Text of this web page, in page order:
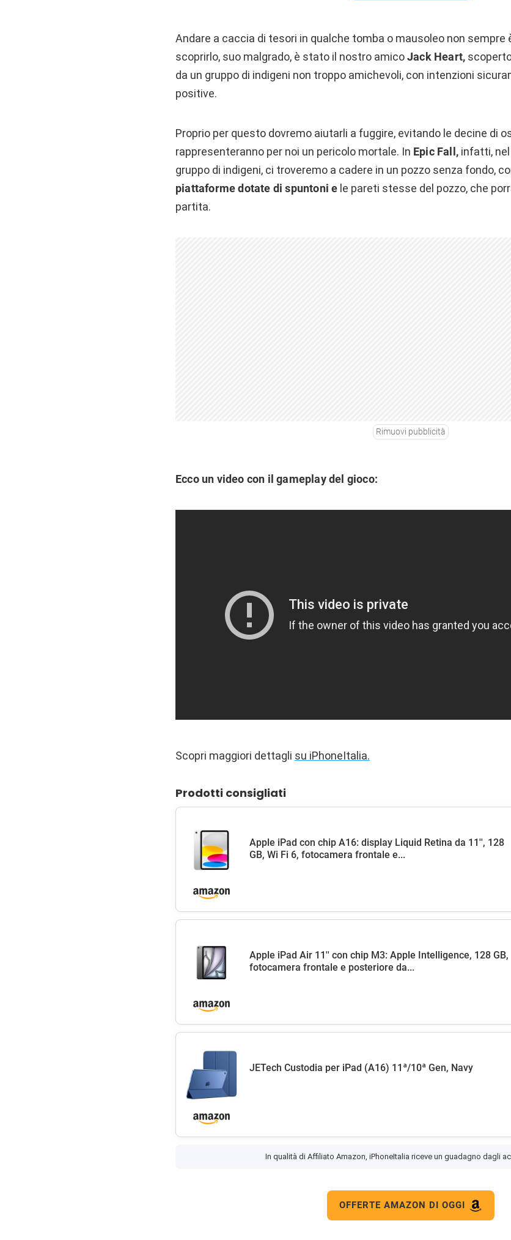
Andare a caccia di tesori in qualche tomba o mausoleo non sempre
scoprirlo, suo malgrado, è stato il nostro amicoJack Heart,
da un gruppo di indigeni non troppo amichevoli, con intenzioni
positive.
Proprio per questo dovremo aiutarli a fuggire, evitando le decine di
rappresenteranno per noi un pericolo mortale. In Epic Fall, infatti,
gruppo di indigeni, ci troveremo a cadere in un pozzo senza fondo,
piattaforme dotate di spuntoni e le pareti stesse del pozzo, che
partita.
Rimuovi pubblicità
Ecco un video con il gameplay del gioco:
Scopri maggiori dettagli su iPhoneItalia.
Prodotti consigliati
Apple iPad con chip A16: display Liquid Retina da 11'', 128
GB, Wi Fi 6, fotocamera frontale e...
Apple iPad Air 11'' con chip M3: Apple Intelligence, 128 GB,
fotocamera frontale e posteriore da...
JETech Custodia per iPad (A16) 11ª/10ª Gen, Navy
In qualità di Affiliato Amazon, iPhoneItalia riceve un guadagno dagli
OFFERTE AMAZON DI OGGI